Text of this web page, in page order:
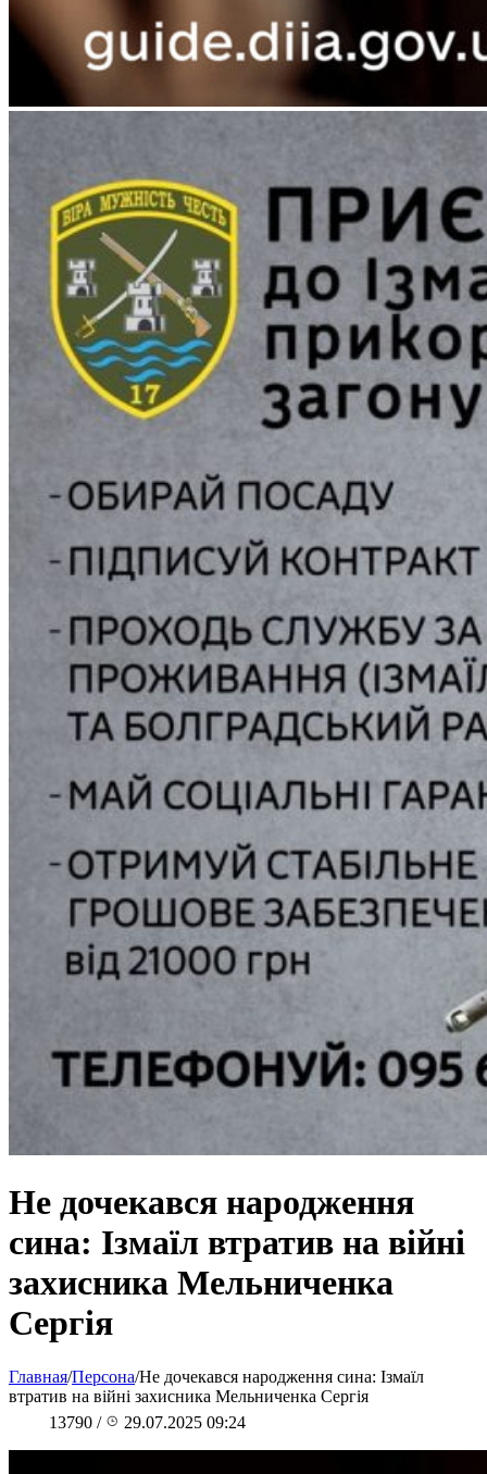
Не дочекався народження
сина: Ізмаїл втратив на війні
захисника Мельниченка
Сергія
Главная/Персона/Не дочекався народження сина: Ізмаїл
втратив на війні захисника Мельниченка Сергія
13790 / 29.07.2025 09:24